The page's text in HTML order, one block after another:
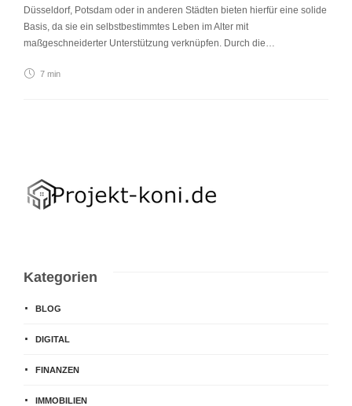
Düsseldorf, Potsdam oder in anderen Städten bieten hierfür eine solide
Basis, da sie ein selbstbestimmtes Leben im Alter mit
maßgeschneiderter Unterstützung verknüpfen. Durch die…
7 min
Kategorien
BLOG
DIGITAL
FINANZEN
IMMOBILIEN